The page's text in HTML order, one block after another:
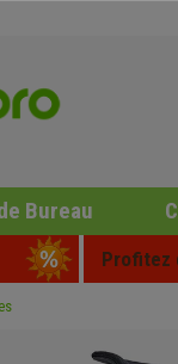
Bureau
Profitez